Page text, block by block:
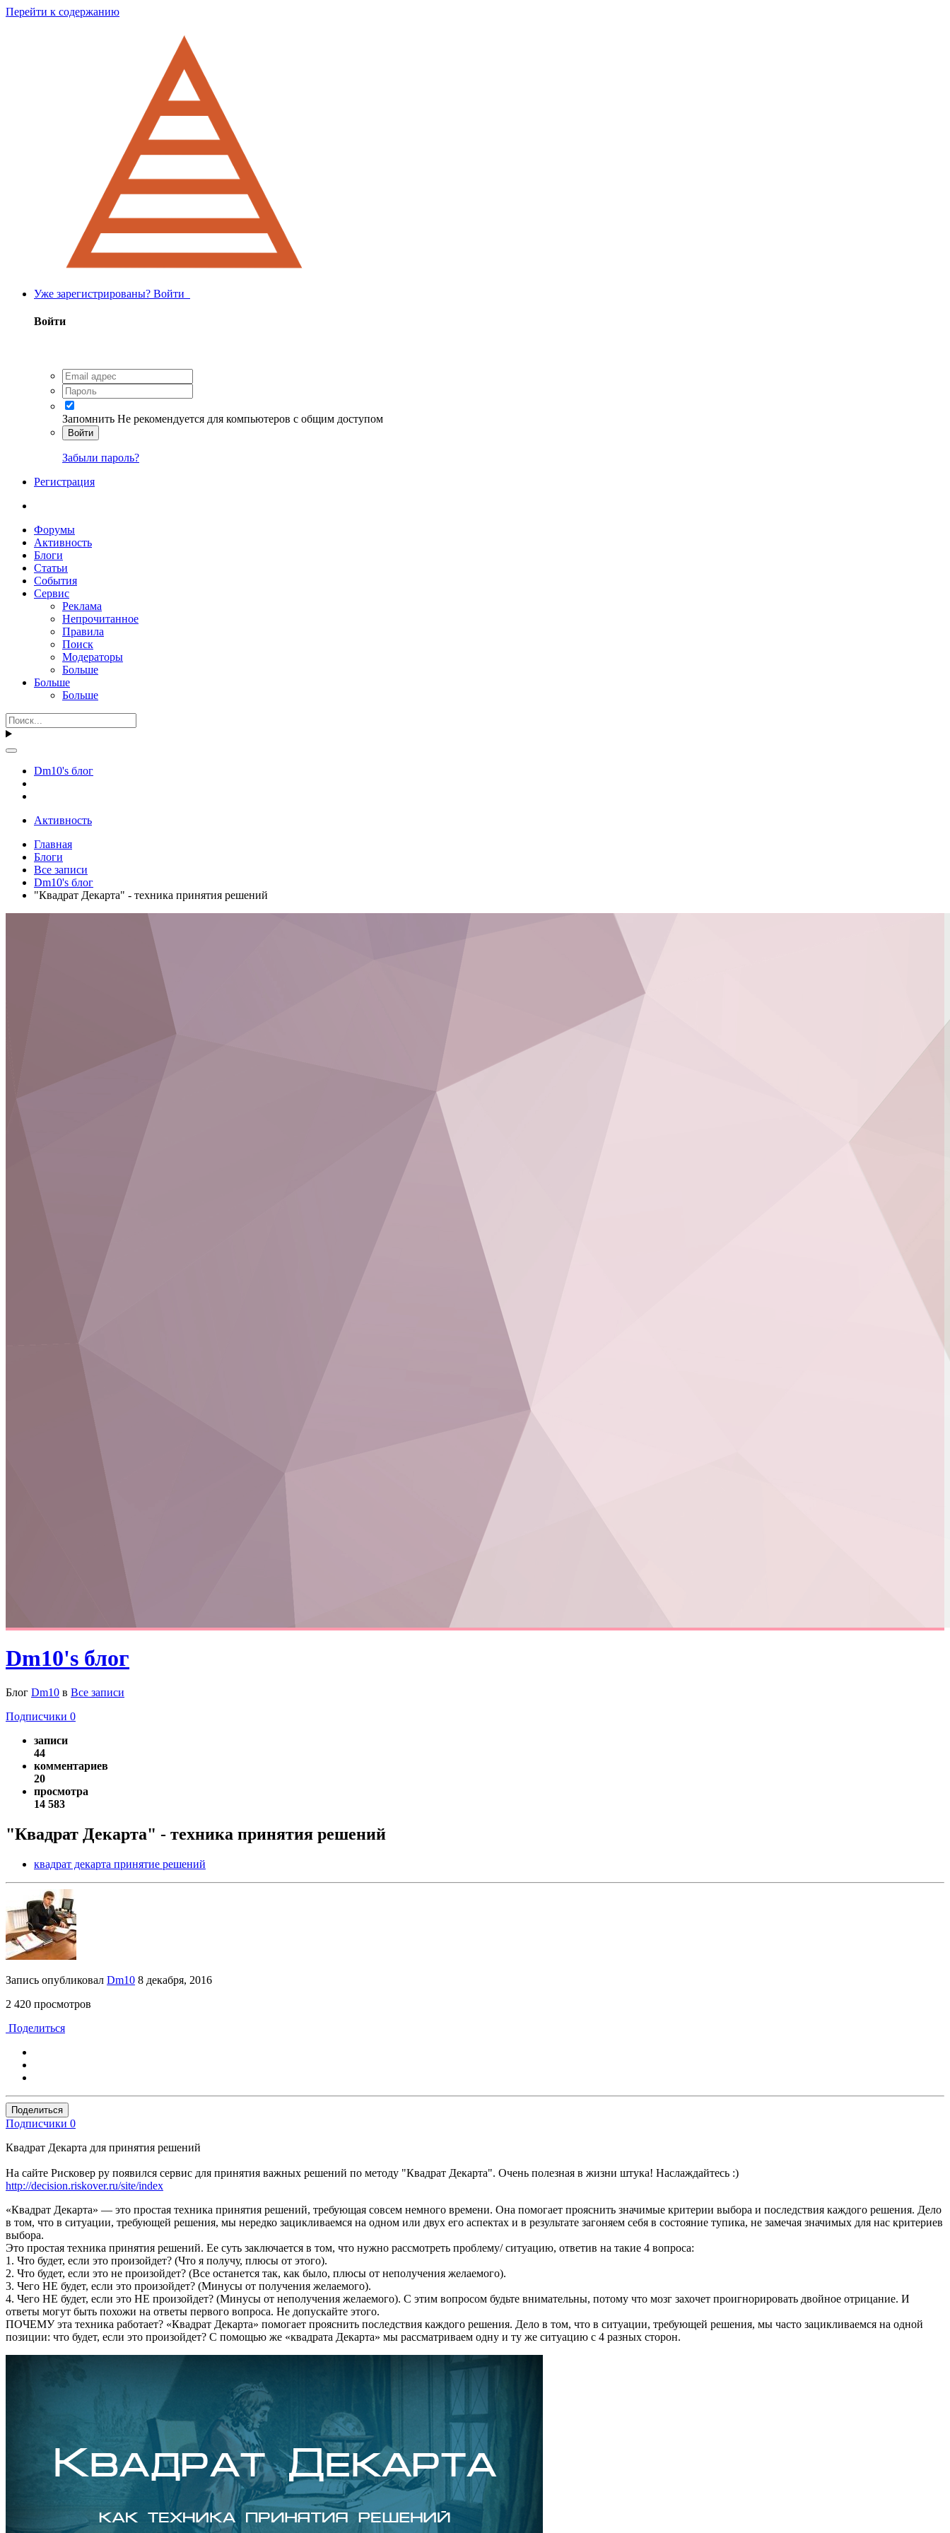
Перейти к содержанию
Уже зарегистрированы? Войти
Войти
Запомнить Не рекомендуется для компьютеров с общим доступом
Войти
Забыли пароль?
Регистрация
Форумы
Активность
Блоги
Статьи
События
Сервис
Реклама
Непрочитанное
Правила
Поиск
Модераторы
Больше
Больше
Больше
Dm10's блог
Активность
Главная
Блоги
Все записи
Dm10's блог
"Квадрат Декарта" - техника принятия решений
Dm10's блог
Блог Dm10 в Все записи
Подписчики 0
записи
44
комментариев
20
просмотра
14 583
"Квадрат Декарта" - техника принятия решений
квадрат декарта принятие решений
Запись опубликовал Dm10 8 декабря, 2016
2 420 просмотров
Поделиться
Поделиться
Подписчики 0
Квадрат Декарта для принятия решений
На сайте Рисковер ру появился сервис для принятия важных решений по методу "Квадрат Декарта". Очень полезная в жизни штука! Наслаждайтесь :)
http://decision.riskover.ru/site/index
«Квадрат Декарта» — это простая техника принятия решений, требующая совсем немного времени. Она помогает прояснить значимые критерии выбора и последствия каждого решения. Дело
в том, что в ситуации, требующей решения, мы нередко зацикливаемся на одном или двух его аспектах и в результате загоняем себя в состояние тупика, не замечая значимых для нас критериев
выбора.
Это простая техника принятия решений. Ее суть заключается в том, что нужно рассмотреть проблему/ ситуацию, ответив на такие 4 вопроса:
1. Что будет, если это произойдет? (Что я получу, плюсы от этого).
2. Что будет, если это не произойдет? (Все останется так, как было, плюсы от неполучения желаемого).
3. Чего НЕ будет, если это произойдет? (Минусы от получения желаемого).
4. Чего НЕ будет, если это НЕ произойдет? (Минусы от неполучения желаемого). С этим вопросом будьте внимательны, потому что мозг захочет проигнорировать двойное отрицание. И
ответы могут быть похожи на ответы первого вопроса. Не допускайте этого.
ПОЧЕМУ эта техника работает? «Квадрат Декарта» помогает прояснить последствия каждого решения. Дело в том, что в ситуации, требующей решения, мы часто зацикливаемся на одной
позиции: что будет, если это произойдет? С помощью же «квадрата Декарта» мы рассматриваем одну и ту же ситуацию с 4 разных сторон.